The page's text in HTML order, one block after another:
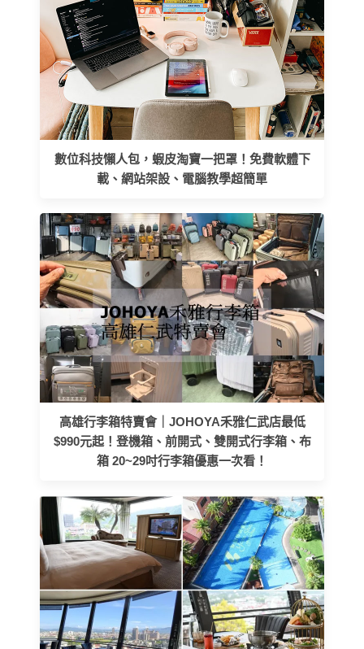
數位科技懶人包，蝦皮淘寶一把罩！免費軟體下
載、網站架設、電腦教學超簡單
高雄行李箱特賣會｜JOHOYA禾雅仁武店最低
$990元起！登機箱、前開式、雙開式行李箱、布
箱 20~29吋行李箱優惠一次看！